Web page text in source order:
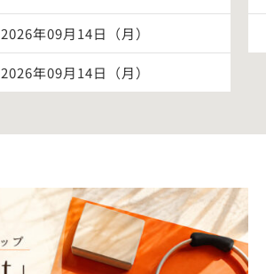
2026年09月14日（月）
2026年09月14日（月）